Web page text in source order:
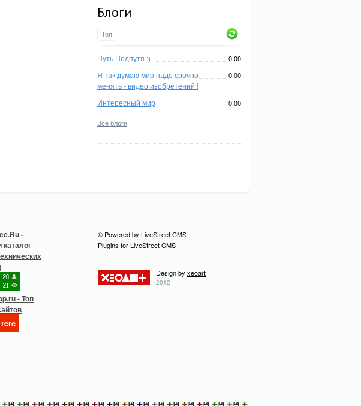
Блоги
Топ
Путь Подпутя :) 0.00
Я так думаю мир надо срочно
менять - видео изобретений !
0.00
Интересный мир 0.00
Все блоги
rere
© Powered by LiveStreet CMS
Plugins for LiveStreet CMS
Design by xeoart
2012
✚💾 ✚💾 ✚💾 ✚💾 ✚💾 ✚💾 ✚💾 ✚💾 ✚💾 ✚💾 ✚💾 ✚💾 ✚💾 ✚💾 ✚💾 ✚💾 ✚